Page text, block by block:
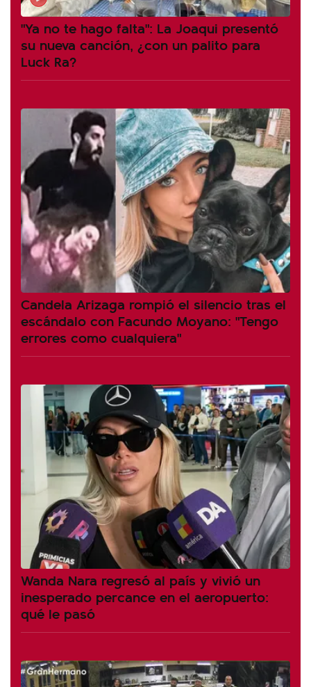
"Ya no te hago falta": La Joaqui presentó
su nueva canción, ¿con un palito para
Luck Ra?
Candela Arizaga rompió el silencio tras el
escándalo con Facundo Moyano: "Tengo
errores como cualquiera"
Wanda Nara regresó al país y vivió un
inesperado percance en el aeropuerto:
qué le pasó